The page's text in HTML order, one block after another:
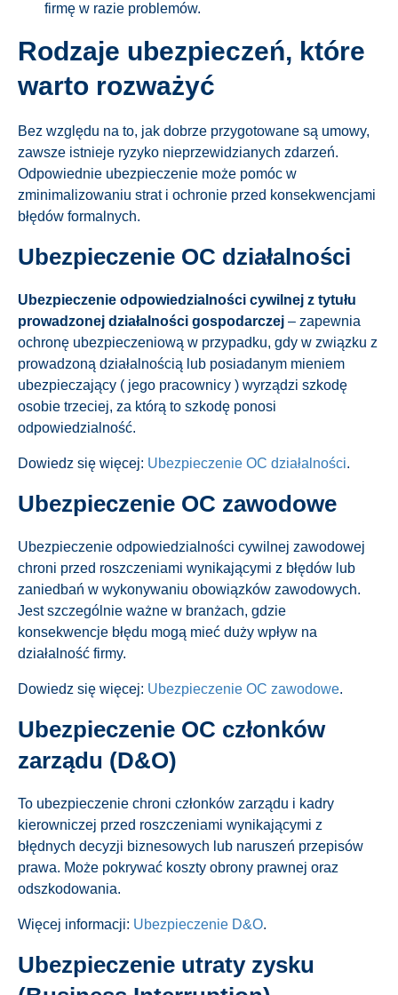
firmę w razie problemów.
Rodzaje ubezpieczeń, które
warto rozważyć
Bez względu na to, jak dobrze przygotowane są umowy,
zawsze istnieje ryzyko nieprzewidzianych zdarzeń.
Odpowiednie ubezpieczenie może pomóc w
zminimalizowaniu strat i ochronie przed konsekwencjami
błędów formalnych.
Ubezpieczenie OC działalności
Ubezpieczenie odpowiedzialności cywilnej z tytułu
prowadzonej działalności gospodarczej – zapewnia
ochronę ubezpieczeniową w przypadku, gdy w związku z
prowadzoną działalnością lub posiadanym mieniem
ubezpieczający ( jego pracownicy ) wyrządzi szkodę
osobie trzeciej, za którą to szkodę ponosi
odpowiedzialność.
Dowiedz się więcej: Ubezpieczenie OC działalności​.
Ubezpieczenie OC zawodowe
Ubezpieczenie odpowiedzialności cywilnej zawodowej
chroni przed roszczeniami wynikającymi z błędów lub
zaniedbań w wykonywaniu obowiązków zawodowych.
Jest szczególnie ważne w branżach, gdzie
konsekwencje błędu mogą mieć duży wpływ na
działalność firmy.
Dowiedz się więcej: Ubezpieczenie OC zawodowe​.
Ubezpieczenie OC członków
zarządu (D&O)
To ubezpieczenie chroni członków zarządu i kadry
kierowniczej przed roszczeniami wynikającymi z
błędnych decyzji biznesowych lub naruszeń przepisów
prawa. Może pokrywać koszty obrony prawnej oraz
odszkodowania.
Więcej informacji: Ubezpieczenie D&O​.
Ubezpieczenie utraty zysku